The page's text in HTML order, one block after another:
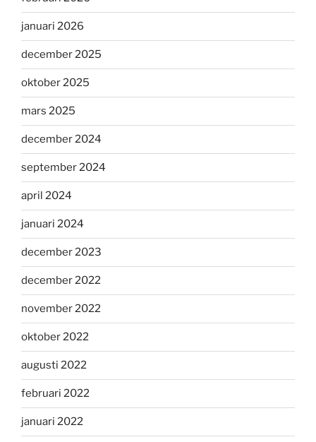
januari 2026
december 2025
oktober 2025
mars 2025
december 2024
september 2024
april 2024
januari 2024
december 2023
december 2022
november 2022
oktober 2022
augusti 2022
februari 2022
januari 2022